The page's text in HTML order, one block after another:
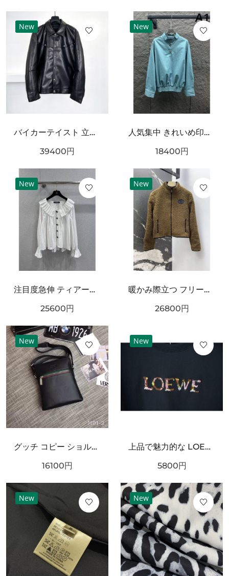
New
バイカーテイスト 立体フォルム CHROME HEARTS クロムハーツ コピー レザージャケット 人気加速
39400円
New
人気集中 きれいめ印象 CHANEL シャネル コピー 長袖ジャケット 着映えデザイン
18400円
New
注目度急伸 ティアード襟 CHANEL シャネル コピー 長袖ブラウス 軽やかシルエット
25600円
New
暖かみ際立つ フリースブルゾン ブラックトリム BURBERRY バーバリー コピー ボアジャケット ジップポケット
26800円
New
グッチ コピー ショルダーバッグ GUCCI 個性を引き立てるスタイリッシュな仕上がり
16100円
New
上品で魅力的な LOEWE ロエベ スーパーコピー Tシャツ シンプル
5800円
New New